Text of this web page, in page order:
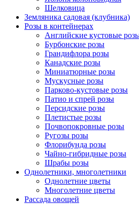
Шелковица
Земляника садовая (клубника)
Розы в контейнерах
Английские кустовые
Бурбонские розы
Грандифлора розы
Канадские розы
Миниатюрные розы
Мускусные розы
Парково-кустовые розы
Патио и спрей розы
Персидские розы
Плетистые розы
Почвопокровные розы
Ругозы розы
Флорибунда розы
Чайно-гибридные розы
Шрабы розы
Однолетники, многолетники
Однолетние цветы
Многолетние цветы
Рассада овощей